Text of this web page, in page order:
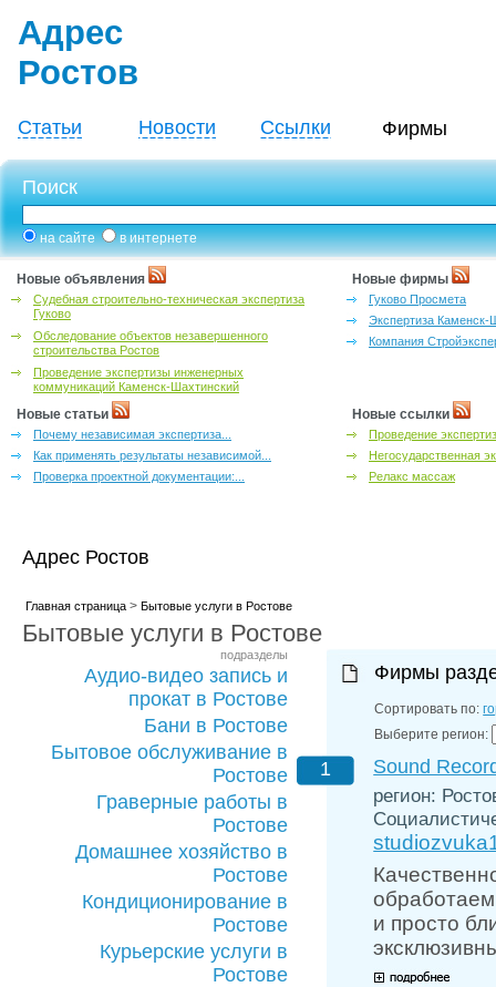
Адрес
Ростов
Статьи Новости Ссылки Фирмы
Поиск
на сайте в интернете
Новые объявления
Судебная строительно-техническая экспертиза
Гуково
Обследование объектов незавершенного
строительства Ростов
Проведение экспертизы инженерных
коммуникаций Каменск-Шахтинский
Новые фирмы
Гуково Просмета
Экспертиза Каменск-
Компания
Новые статьи
Почему независимая экспертиза...
Как применять результаты независимой...
Проверка проектной документации:...
Новые ссылки
Проведение
Негосударственная
Релакс массаж
Адрес Ростов
Главная страница> Бытовые услуги в Ростове
Бытовые услуги в Ростове
подразделы
Аудио-видео запись и
прокат в Ростове
Бани в Ростове
Бытовое обслуживание в
Ростове
Граверные работы в
Ростове
Домашнее хозяйство в
Ростове
Кондиционирование в
Ростове
Курьерские услуги в
Ростове
Фирмы
Сортировать по:
Выберите регион:
1
Sound
регион:
и просто